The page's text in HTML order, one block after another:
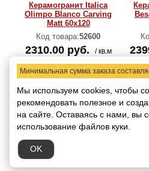
Керамогранит Italica
Olimpo Blanco Carving
Matt 60x120
Код товара:52600
2310.00 руб. / кв.м
В корзину
Минимальная сумма заказа
Мы используем cookies, чтобы
рекомендовать полезное и
на сайте. Оставаясь с нами, вы
использование файлов куки.
OK